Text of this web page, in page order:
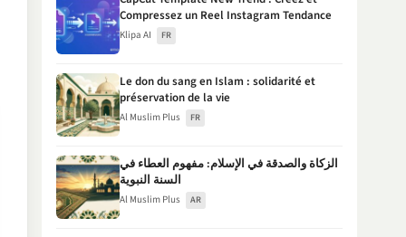
Compressez un Reel Instagram Tendance
Klipa AI FR
Le don du sang en Islam : solidarité et
préservation de la vie
Al Muslim Plus FR
الزكاة والصدقة في الإسلام: مفهوم العطاء في
السنة النبوية
Al Muslim Plus AR